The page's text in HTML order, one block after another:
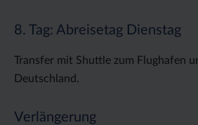
8. Tag: Abreisetag Dienstag
Transfer mit Shuttle zum Flughafen
Deutschland.
Verlängerung